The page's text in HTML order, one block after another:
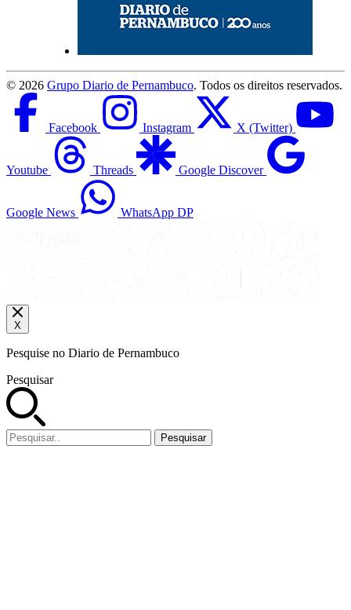
© 2026 Grupo Diario de Pernambuco. Todos os direitos reservados.
Facebook Instagram X (Twitter)
Youtube Threads Google Discover
Google News WhatsApp DP
X
Pesquise no Diario de Pernambuco
Pesquisar
Pesquisar